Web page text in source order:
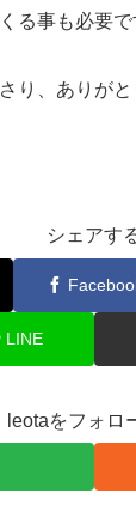
る事も必要で
り、ありがと
シェアす
LINE
leotaをフォロ